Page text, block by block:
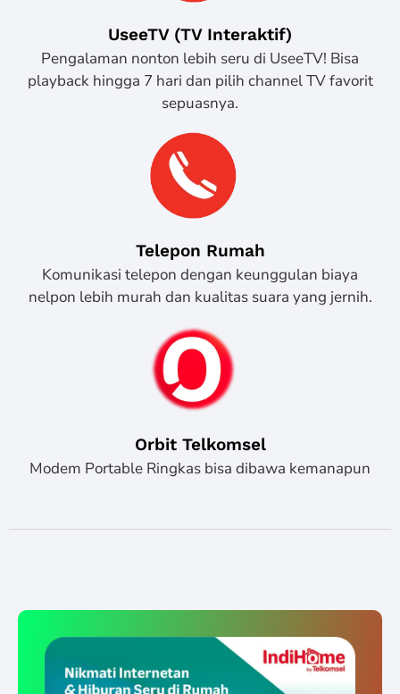
UseeTV (TV Interaktif)
Pengalaman nonton lebih seru di UseeTV! Bisa
playback hingga 7 hari dan pilih channel TV favorit
sepuasnya.
Telepon Rumah
Komunikasi telepon dengan keunggulan biaya
nelpon lebih murah dan kualitas suara yang jernih.
Orbit Telkomsel
Modem Portable Ringkas bisa dibawa kemanapun